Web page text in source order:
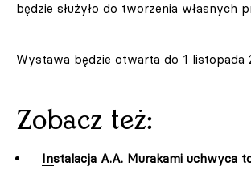
będzie służyło do tworzenia własnych
Wystawa będzie otwarta do 1 listopada
Zobacz też:
Instalacja A.A. Murakami uchwyca